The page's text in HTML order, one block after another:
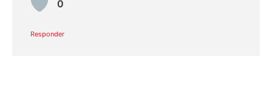
0
Responder